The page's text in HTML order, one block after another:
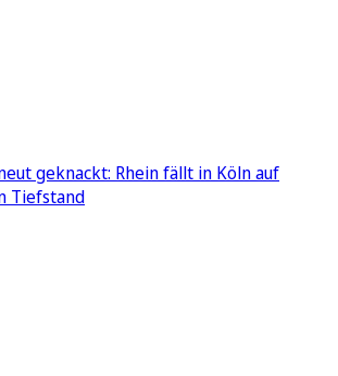
geknackt: Rhein fällt in Köln auf
Tiefstand